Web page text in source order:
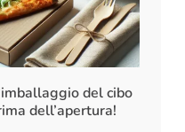
del cibo
dell’apertura!